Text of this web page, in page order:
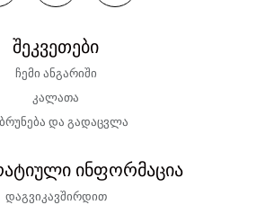
შეკვეთები
ჩემი ანგარიში
კალათა
და გადაცვლა
ინფორმაცია
დაგვიკავშირდით